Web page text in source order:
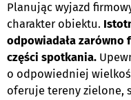
Planując wyjazd
charakter obiektu.
odpowiadała
części spotkania.
o odpowiedniej
oferuje tereny zielone,